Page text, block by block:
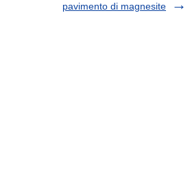
pavimento di magnesite